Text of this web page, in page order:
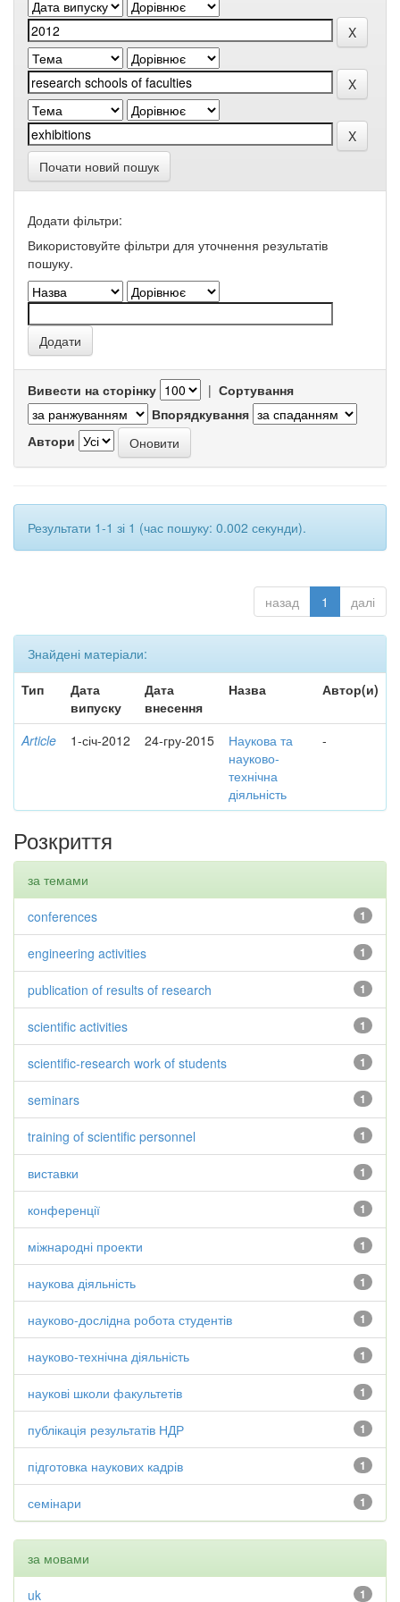
Почати новий пошук
Додати фільтри:
Використовуйте фільтри для уточнення результатів
пошуку.
Вивести на сторінку | Сортування
Впорядкування
Автори
Результати 1-1 зі 1 (час пошуку: 0.002 секунди).
назад 1 далі
Знайдені матеріали:
Тип
Дата
випуску
Дата
внесення
Назва Автор(и)
Article 1-січ-2012 24-гру-2015
Наукова та
науково-
технічна
діяльність
-
Розкриття
за темами
1
conferences
1
engineering activities
1
publication of results of research
1
scientific activities
1
scientific-research work of students
1
seminars
1
training of scientific personnel
1
виставки
1
конференції
1
міжнародні проекти
1
наукова діяльність
1
науково-дослідна робота студентів
1
науково-технічна діяльність
1
наукові школи факультетів
1
публікація результатів НДР
1
підготовка наукових кадрів
1
семінари
за мовами
1
uk